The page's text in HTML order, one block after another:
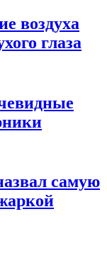
воздуха
глаза
самую